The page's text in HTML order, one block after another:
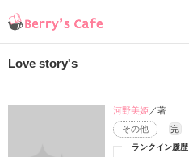
Love story's
ランクイン履歴
その他 完
河野美姫／著